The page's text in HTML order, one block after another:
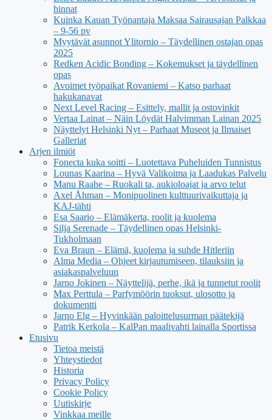
hinnat
Kuinka Kauan Työnantaja Maksaa Sairausajan Palkkaa
– 9-56 pv
Myytävät asunnot Ylitornio – Täydellinen ostajan opas
2025
Redken Acidic Bonding – Kokemukset ja täydellinen
opas
Avoimet työpaikat Rovaniemi – Katso parhaat
hakukanavat
Next Level Racing – Esittely, mallit ja ostovinkit
Vertaa Lainat – Näin Löydät Halvimman Lainan 2025
Näyttelyt Helsinki Nyt – Parhaat Museot ja Ilmaiset
Galleriat
Arjen ilmiöt
Fonecta kuka soitti – Luotettava Puheluiden Tunnistus
Lounas Kaarina – Hyvä Valikoima ja Laadukas Palvelu
Manu Raahe – Ruokali ta, aukioloajat ja arvo telut
Axel Åhman – Monipuolinen kulttuurivaikuttaja ja
KAJ-tähti
Esa Saario – Elämäkerta, roolit ja kuolema
Silja Serenade – Täydellinen opas Helsinki-
Tukholmaan
Eva Braun – Elämä, kuolema ja suhde Hitleriin
Alma Media – Ohjeet kirjautumiseen, tilauksiin ja
asiakaspalveluun
Jarno Jokinen – Näyttelijä, perhe, ikä ja tunnetut roolit
Max Perttula – Parfymöörin tuoksut, ulosotto ja
dokumentti
Jarno Elg – Hyvinkään paloittelusurman päätekijä
Patrik Kerkola – KalPan maalivahti lainalla Sportissa
Etusivu
Tietoa meistä
Yhteystiedot
Historia
Privacy Policy
Cookie Policy
Uutiskirje
Vinkkaa meille